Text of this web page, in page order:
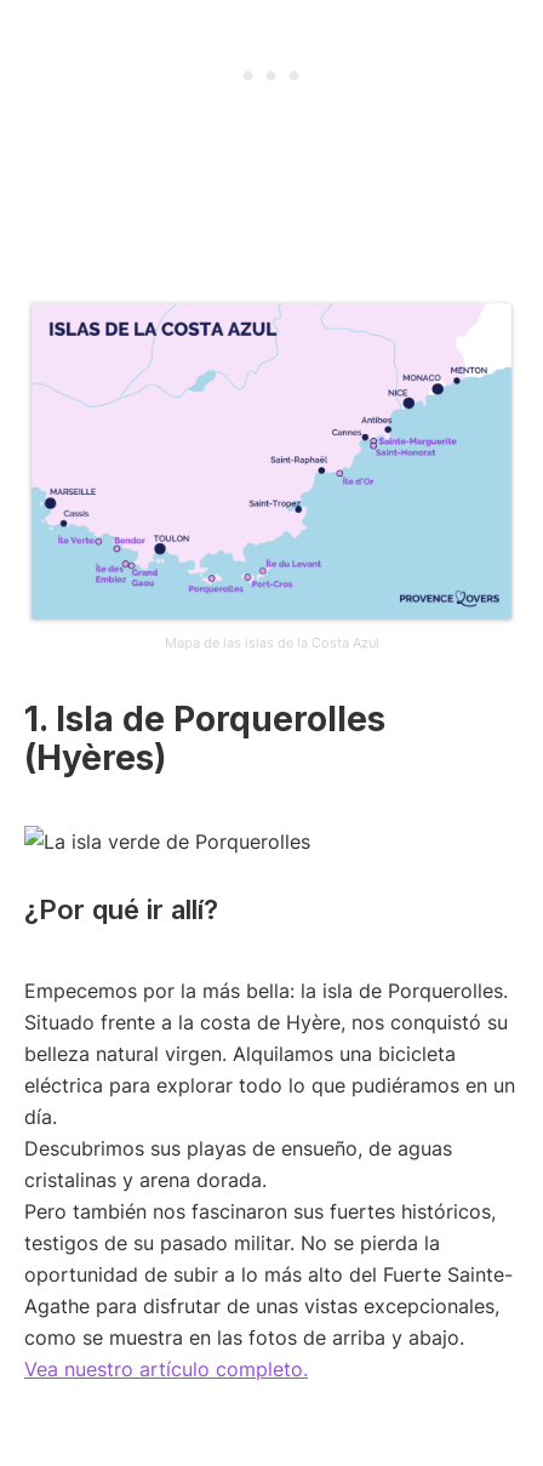
Mapa de las islas de la Costa Azul
1. Isla de Porquerolles
(Hyères)
¿Por qué ir allí?
Empecemos por la más bella: la isla de Porquerolles.
Situado frente a la costa de Hyère, nos conquistó su
belleza natural virgen. Alquilamos una bicicleta
eléctrica para explorar todo lo que pudiéramos en un
día.
Descubrimos sus playas de ensueño, de aguas
cristalinas y arena dorada.
Pero también nos fascinaron sus fuertes históricos,
testigos de su pasado militar. No se pierda la
oportunidad de subir a lo más alto del Fuerte Sainte-
Agathe para disfrutar de unas vistas excepcionales,
como se muestra en las fotos de arriba y abajo.
Vea nuestro artículo completo.